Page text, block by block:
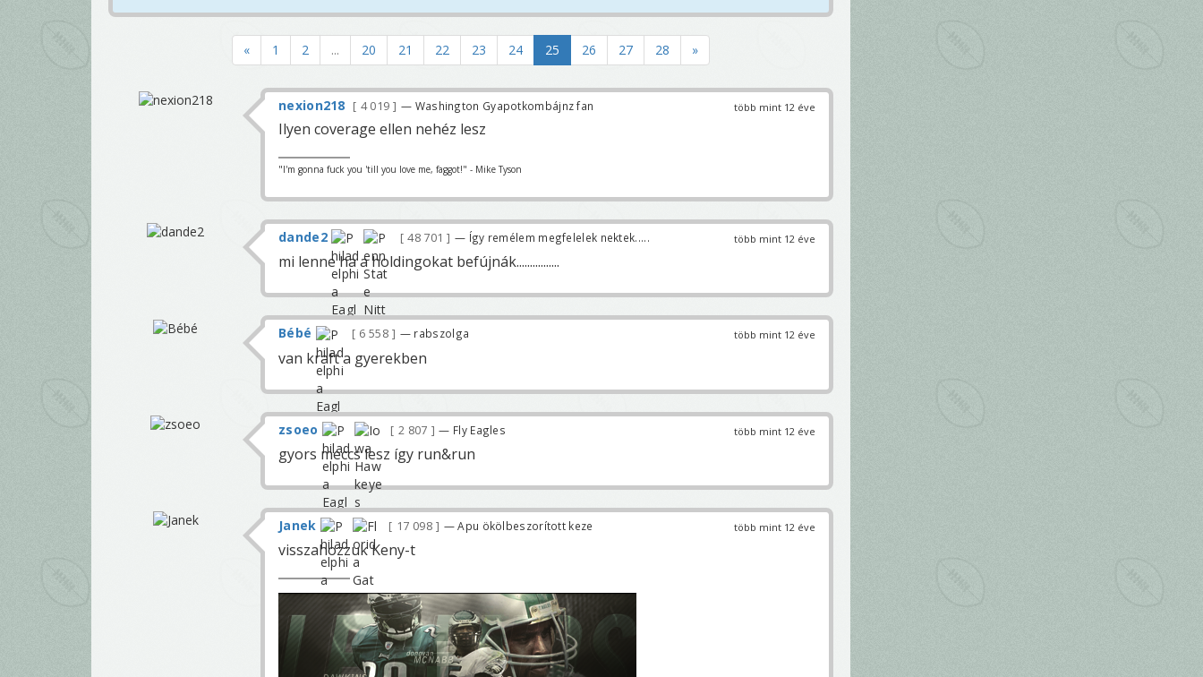
« 1 2 ... 20 21 22 23 24 25 26 27 28 »
több mint 12 éve
nexion218 4 019 — Washington Gyapotkombájnz fan
Ilyen coverage ellen nehéz lesz
"I'm gonna fuck you 'till you love me, faggot!" - Mike Tyson
több mint 12 éve
dande2 48 701 — Így remélem megfelelek nektek.....
mi lenne ha a holdingokat befújnák................
több mint 12 éve
Bébé 6 558 — rabszolga
van kraft a gyerekben
több mint 12 éve
zsoeo 2 807 — Fly Eagles
gyors meccs lesz így run&run
több mint 12 éve
Janek 17 098 — Apu ökölbeszorított keze
visszahozzuk Keny-t